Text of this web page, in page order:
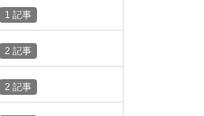
1 記事
2 記事
2 記事